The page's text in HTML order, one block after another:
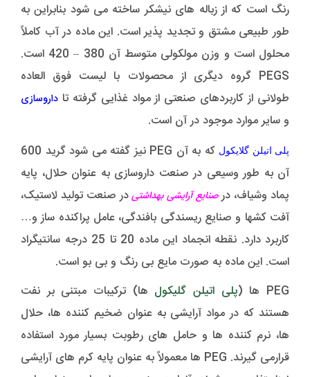
رنگ است که از زباله های نیشکر ساخته می شود بنابراین به
طور طبیعی مشتق و تجدید پذیر است. این ماده در آب کاملاً
محلول است و وزن مولکولی متوسط آن 380 – 420 است.
PEGS گروه دیگری از محصولات با لیست فوق العاده
طولانی از کاربردهای صنعتی از مواد غذایی گرفته تا داروسازی
و سایر موارد موجود در آن است.
پلی اتیلن گلایکول
که به آن PEG نیز گفته می شود گرید 600
آن به طور وسیعی در صنعت داروسازی به عنوان حلال، پایه
پماد وشیاف، درصنایع آرایشی بهداشتیدر صنعت تولید لاستیک،
آفت کشها و صنایع ریسندگی بافندگی، عامل پراکنده ساز و…
کاربرد دارد. نقطه انجماد این ماده 20 تا 25 درجه سانتیگراد
است. این ماده به صورت مایع بی رنگ و بی بو است.
PEG ها (
پلی اتیلن گلیکول ها) ترکیبات مبتنی بر نفت
هستند که در مواد آرایشی به عنوان ضخیم کننده ها، حلال
ها، نرم کننده ها و حامل های رطوبت بسیار مورد استفاده
قرارمی گیرند. PEG ها معمولاً به عنوان پایه کرم های آرایشی